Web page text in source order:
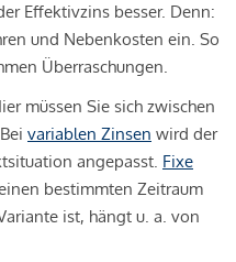
Effektivzins besser. Denn:
und Nebenkosten ein. So
Überraschungen.
müssen Sie sich zwischen
variablen Zinsen wird der
angepasst. Fixe
bestimmten Zeitraum
ist, hängt u. a. von